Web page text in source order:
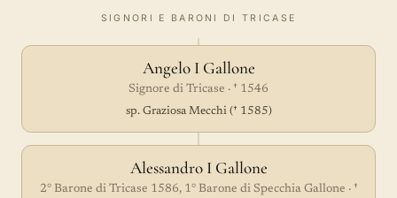
SIGNORI E BARONI DI TRICASE
Angelo I Gallone
Signore di Tricase · † 1546
sp. Graziosa Mecchi († 1585)
Alessandro I Gallone
2° Barone di Tricase 1586, 1° Barone di Specchia Gallone · †